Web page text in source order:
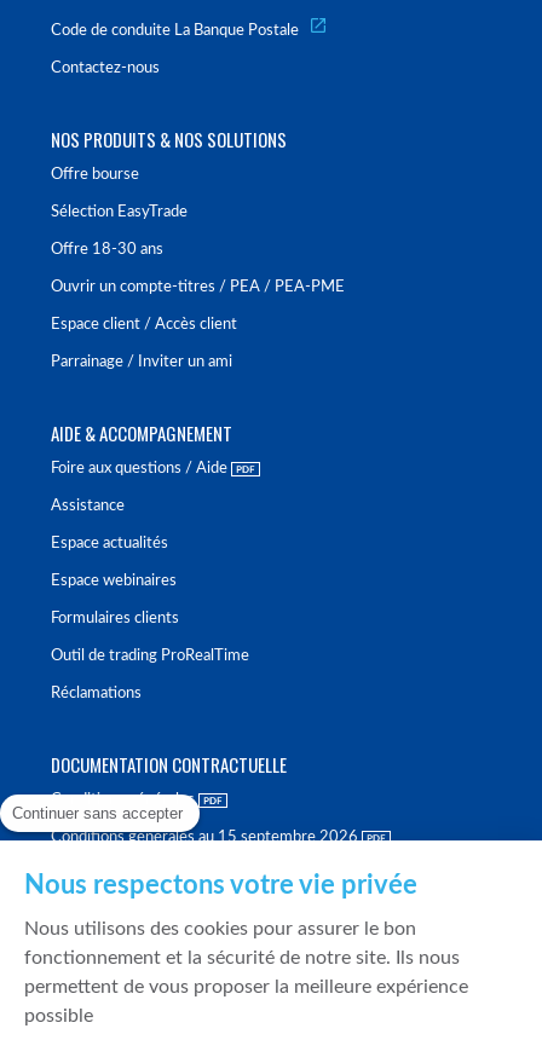
Code de conduite La Banque Postale
Contactez-nous
NOS PRODUITS & NOS SOLUTIONS
Offre bourse
Sélection EasyTrade
Offre 18-30 ans
Ouvrir un compte-titres / PEA / PEA-PME
Espace client / Accès client
Parrainage / Inviter un ami
AIDE & ACCOMPAGNEMENT
Foire aux questions / Aide
Assistance
Espace actualités
Espace webinaires
Formulaires clients
Outil de trading ProRealTime
Réclamations
DOCUMENTATION CONTRACTUELLE
Conditions générales
Conditions générales au 15 septembre 2026
Politique de meilleure sélection
Politique de durabilité
Fonds de garantie des dépôts et de résolution
Continuer sans accepter
Nous respectons votre vie privée
Nous utilisons des cookies pour assurer le bon
fonctionnement et la sécurité de notre site. Ils nous
permettent de vous proposer la meilleure expérience
possible